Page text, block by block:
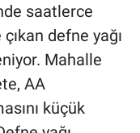
saatlerce
defne yağı
Mahalle
AA
küçük